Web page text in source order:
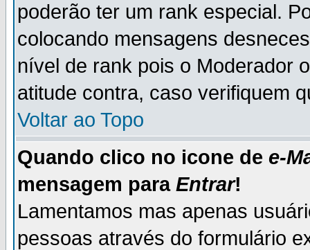
poderão ter um rank especial.
colocando mensagens
nível de rank pois o Moderador
atitude contra, caso verifiquem
Voltar ao Topo
Quando clico no icone de e-
mensagem para Entrar!
Lamentamos mas apenas
pessoas através do formulário